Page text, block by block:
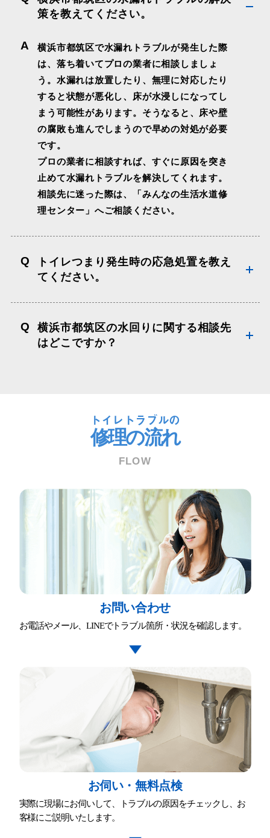
策を教えてください。
A
横浜市都筑区で水漏れトラブルが発生した際
は、落ち着いてプロの業者に相談しましょ
う。水漏れは放置したり、無理に対応したり
すると状態が悪化し、床が水浸しになってし
まう可能性があります。そうなると、床や壁
の腐敗も進んでしまうので早めの対処が必要
です。
プロの業者に相談すれば、すぐに原因を突き
止めて水漏れトラブルを解決してくれます。
相談先に迷った際は、
「みんなの生活水道修
理センター」 へご相談ください。
Q
トイレつまり発生時の応急処置を教え
てください。
Q
横浜市都筑区の水回りに関する相談先
はどこですか？
トイレトラブルの
修理の流れ
FLOW
お問い合わせ
お電話やメール、LINEでトラブル箇所・状況を確認します。
お伺い・無料点検
実際に現場にお伺いして、トラブルの原因をチェックし、お
客様にご説明いたします。